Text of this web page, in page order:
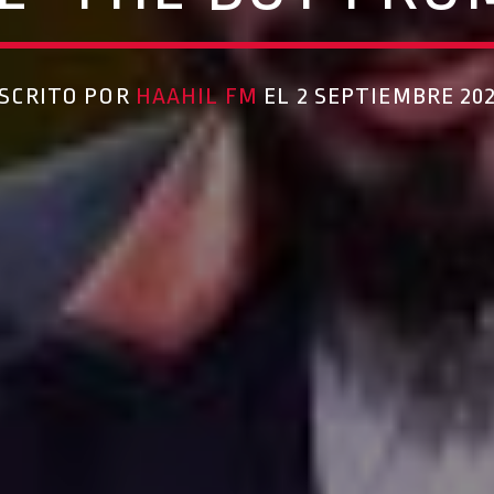
POR HAAHIL FM EL 2 SEPTIEMBRE